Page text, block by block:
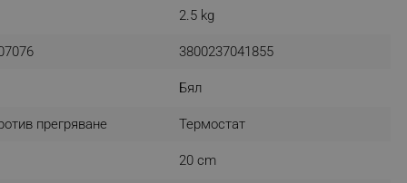
2.5 kg
3800237041855
Бял
прегряване Термостат
20 cm
stored to be sent
which is cancelled